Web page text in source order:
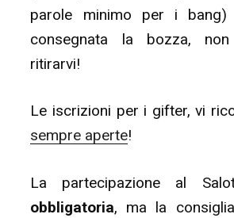
parole minimo per i
consegnata la bozza,
ritirarvi!
Le iscrizioni per i gifter, vi
sempre aperte!
La partecipazione al
obbligatoria, ma la